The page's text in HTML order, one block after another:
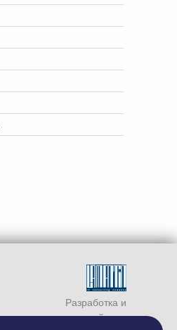
Разработка и
продвижение сайта —